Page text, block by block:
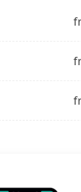
將有專人協